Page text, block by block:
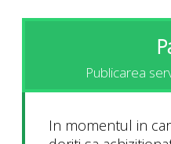
Publicarea
In momentul in